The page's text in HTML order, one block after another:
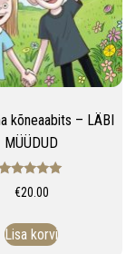
kõneaabits – LÄBI
MÜÜDUD
Hinnanguga
5.00
€20.00
Lisa korvi